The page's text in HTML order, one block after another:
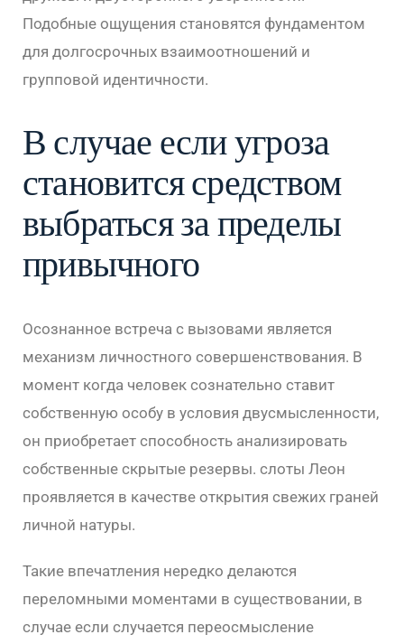
Подобные ощущения становятся фундаментом
для долгосрочных взаимоотношений и
групповой идентичности.
В случае если угроза
становится средством
выбраться за пределы
привычного
Осознанное встреча с вызовами является
механизм личностного совершенствования. В
момент когда человек сознательно ставит
собственную особу в условия двусмысленности,
он приобретает способность анализировать
собственные скрытые резервы. слоты Леон
проявляется в качестве открытия свежих граней
личной натуры.
Такие впечатления нередко делаются
переломными моментами в существовании, в
случае если случается переосмысление